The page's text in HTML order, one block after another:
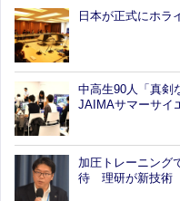
日本が正式にホラ
中高生90人「真
JAIMAサマーサイ
加圧トレーニン
待 理研が新技術